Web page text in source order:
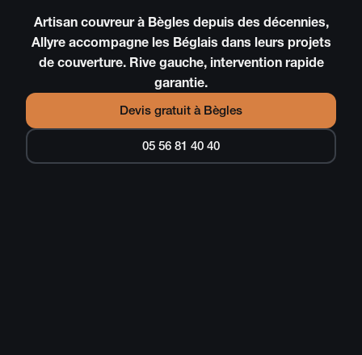
Artisan couvreur à Bègles depuis des décennies,
Allyre accompagne les Béglais dans leurs projets
de couverture. Rive gauche, intervention rapide
garantie.
Devis gratuit à Bègles
05 56 81 40 40